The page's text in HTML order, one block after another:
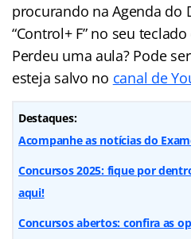
procurando na Agenda do
“Control+ F” no seu
Perdeu uma aula? Pode
esteja salvo no canal de
Destaques:
Acompanhe as notícias do
Concursos 2025: fique por
aqui!
Concursos abertos: confira as